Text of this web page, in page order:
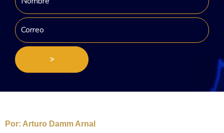
>
Por: Arturo Damm Arnal